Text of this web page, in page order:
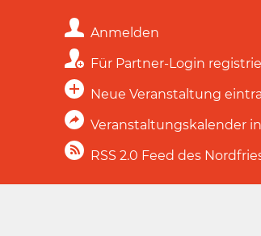
Anmelden
Für Partner-Login
Neue Veranstaltung
Veranstaltungskalender
RSS 2.0 Feed des